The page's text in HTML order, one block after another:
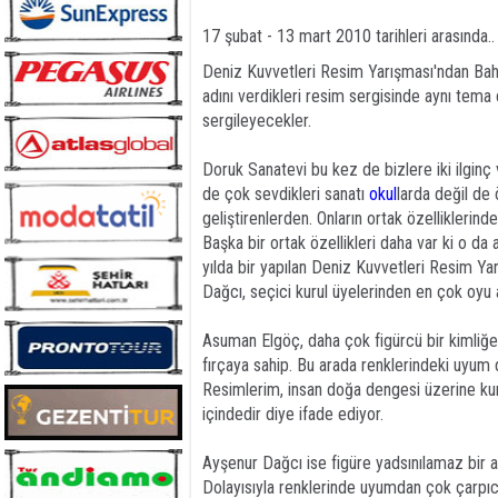
17 şubat - 13 mart 2010 tarihleri
Deniz Kuvvetleri Resim Yarışması'ndan
adını verdikleri resim sergisinde aynı
sergileyecekler.
Doruk Sanatevi bu kez de bizlere iki ilginç
de çok sevdikleri sanatı okullarda değil de
geliştirenlerden. Onların ortak
Başka bir ortak özellikleri daha var ki o da
yılda bir yapılan Deniz Kuvvetleri Resim
Dağcı, seçici kurul üyelerinden en çok oyu
Asuman Elgöç, daha çok figürcü bir
fırçaya sahip. Bu arada renklerindeki
Resimlerim, insan doğa dengesi üzerine
içindedir diye ifade ediyor.
Ayşenur Dağcı ise figüre yadsınılamaz
Dolayısıyla renklerinde uyumdan çok